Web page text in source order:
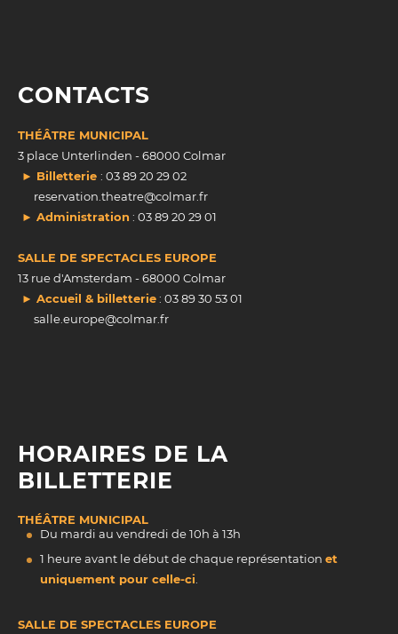
CONTACTS
THÉÂTRE MUNICIPAL
3 place Unterlinden - 68000 Colmar
► Billetterie : 03 89 20 29 02
reservation.theatre@colmar.fr
► Administration : 03 89 20 29 01
SALLE DE SPECTACLES EUROPE
13 rue d'Amsterdam - 68000 Colmar
► Accueil & billetterie: 03 89 30 53 01
salle.europe@colmar.fr
HORAIRES DE LA
BILLETTERIE
THÉÂTRE MUNICIPAL
Du mardi au vendredi de 10h à 13h
1 heure avant le début de chaque représentation et
uniquement pour celle-ci.
SALLE DE SPECTACLES EUROPE